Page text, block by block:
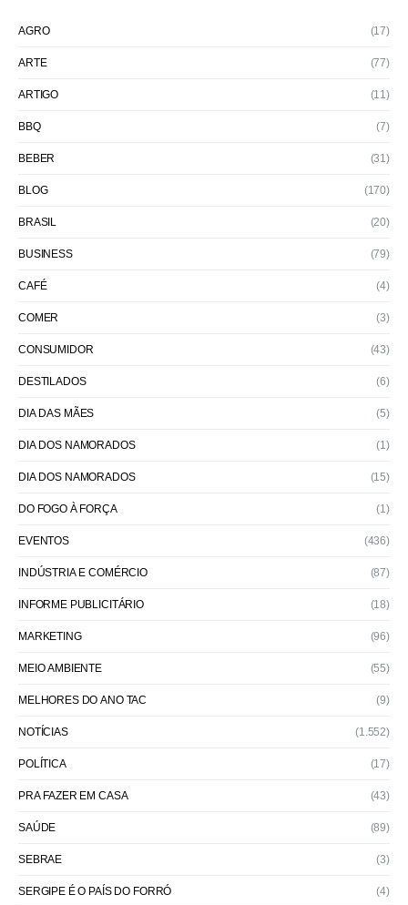
AGRO (17)
ARTE (77)
ARTIGO (11)
BBQ (7)
BEBER (31)
BLOG (170)
BRASIL (20)
BUSINESS (79)
CAFÉ (4)
COMER (3)
CONSUMIDOR (43)
DESTILADOS (6)
DIA DAS MÃES (5)
DIA DOS NAMORADOS (1)
DIA DOS NAMORADOS (15)
DO FOGO À FORÇA (1)
EVENTOS (436)
INDÚSTRIA E COMÉRCIO (87)
INFORME PUBLICITÁRIO (18)
MARKETING (96)
MEIO AMBIENTE (55)
MELHORES DO ANO TAC (9)
NOTÍCIAS (1.552)
POLÍTICA (17)
PRA FAZER EM CASA (43)
SAÚDE (89)
SEBRAE (3)
SERGIPE É O PAÍS DO FORRÓ (4)